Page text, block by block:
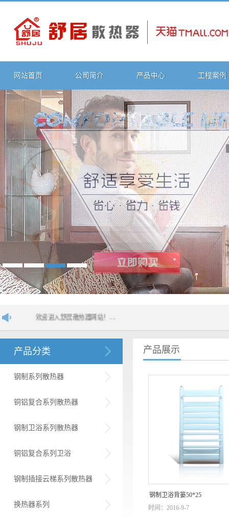
网站首页 公司简介 产品中心 工程案例
欢迎进入舒居散热器网站！....
产品分类
钢制系列散热器
铜铝复合系列散热器
钢制卫浴系列散热器
铜铝复合系列卫浴
钢制插接云梯系列散热器
换热器系列
产品展示
钢制卫浴背篓50*25
时间：2016-9-7